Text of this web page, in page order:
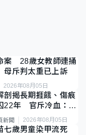
案 28歲女教師連捅
斥判太重已上訴
2026年08月05日
剖揭長期捱餓、傷痕
22年 官斥冷血：同
新聞 2026年08月05日
七歲男童染甲流死